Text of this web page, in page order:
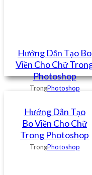
Hướng Dẫn Tạo Bo
Viền Cho Chữ
Photoshop
TrongPhotoshop
Hướng Dẫn Tạo
Bo Viền Cho Chữ
Trong Photoshop
TrongPhotoshop